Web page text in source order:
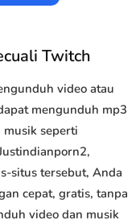
Twitch
video atau
mengunduh mp3
seperti
situs tersebut, Anda
cepat, gratis, tanpa
video dan musik